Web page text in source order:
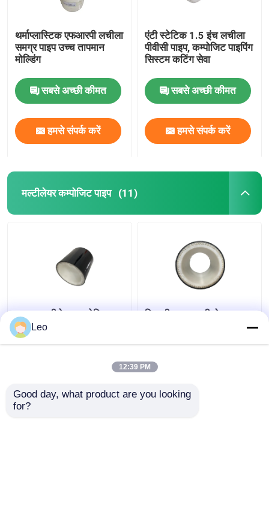
थर्माप्लास्टिक एफआरपी लचीला
समग्र पाइप उच्च तापमान
मोल्डिंग
सबसे अच्छी कीमत
हमसे संपर्क करें
एंटी स्टेटिक 1.5 इंच लचीला
पीवीसी पाइप, कम्पोजिट पाइपिंग
सिस्टम कटिंग सेवा
सबसे अच्छी कीमत
हमसे संपर्क करें
मल्टीलेयर कम्पोजिट पाइप (11)
उन्नत मल्टीलेयर कम्पोजिट
पाइप 32mpa एंटी स्टेटिक
पीवीसी सामग्री
चिकनी सतह मल्टी लेयर
Leo
12:39 PM
Good day, what product are you looking
for?